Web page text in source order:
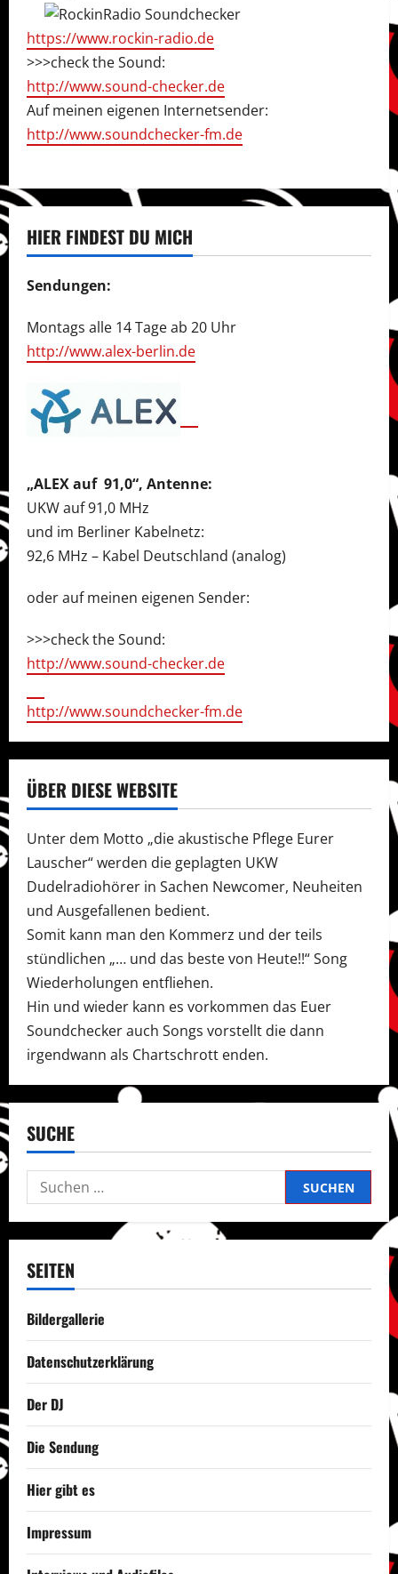
https://www.rockin-radio.de
>>>check the Sound:
http://www.sound-checker.de
Auf meinen eigenen Internetsender:
http://www.soundchecker-fm.de
HIER FINDEST DU MICH
Sendungen:
Montags alle 14 Tage ab 20 Uhr
http://www.alex-berlin.de
„ALEX auf 91,0“, Antenne:
UKW auf 91,0 MHz
und im Berliner Kabelnetz:
92,6 MHz – Kabel Deutschland (analog)
oder auf meinen eigenen Sender:
>>>check the Sound:
http://www.sound-checker.de
http://www.soundchecker-fm.de
ÜBER DIESE WEBSITE
Unter dem Motto „die akustische Pflege Eurer
Lauscher“ werden die geplagten UKW
Dudelradiohörer in Sachen Newcomer, Neuheiten
und Ausgefallenen bedient.
Somit kann man den Kommerz und der teils
stündlichen „… und das beste von Heute!!“ Song
Wiederholungen entfliehen.
Hin und wieder kann es vorkommen das Euer
Soundchecker auch Songs vorstellt die dann
irgendwann als Chartschrott enden.
SUCHE
Suchen
nach:
SEITEN
Bildergallerie
Datenschutzerklärung
Der DJ
Die Sendung
Hier gibt es
Impressum